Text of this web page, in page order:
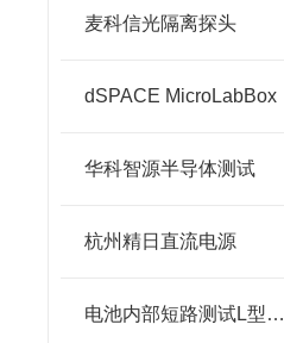
麦科信光隔离探头
dSPACE MicroLabBox
华科智源半导体测试
杭州精日直流电源
电池内部短路测试L型镍片